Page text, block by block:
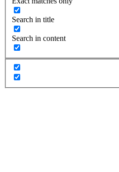
Search in title
Search in content